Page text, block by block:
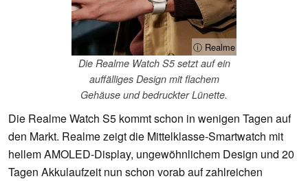
ⓘ Realme
Die Realme Watch S5 setzt auf ein
auffälliges Design mit flachem
Gehäuse und bedruckter Lünette.
Die Realme Watch S5 kommt schon in wenigen Tagen auf
den Markt. Realme zeigt die Mittelklasse-Smartwatch mit
hellem AMOLED-Display, ungewöhnlichem Design und 20
Tagen Akkulaufzeit nun schon vorab auf zahlreichen